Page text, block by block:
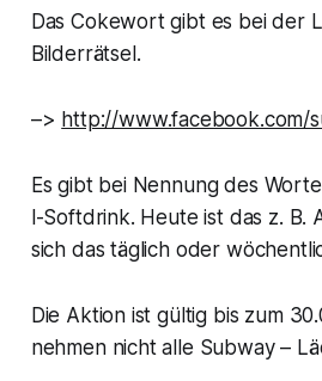
Das Cokewort gibt es bei der
Bilderrätsel.
–> http://www.facebook.com/
Es gibt bei Nennung des
l-Softdrink. Heute ist das z. B.
sich das täglich oder
Die Aktion ist gültig bis zum
nehmen nicht alle Subway –